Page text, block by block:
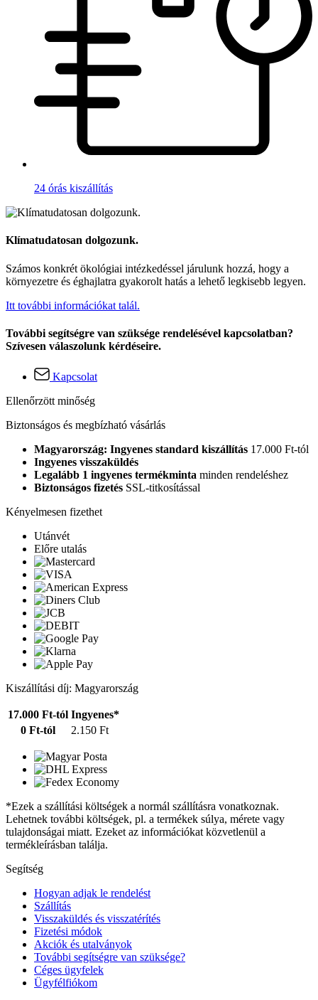
24 órás kiszállítás
Klímatudatosan dolgozunk.
Számos konkrét ökológiai intézkedéssel járulunk hozzá, hogy a
környezetre és éghajlatra gyakorolt hatás a lehető legkisebb legyen.
Itt további információkat talál.
További segítségre van szüksége rendelésével kapcsolatban?
Szívesen válaszolunk kérdéseire.
Kapcsolat
Ellenőrzött minőség
Biztonságos és megbízható vásárlás
Magyarország: Ingyenes standard kiszállítás 17.000 Ft-tól
Ingyenes visszaküldés
Legalább 1 ingyenes termékminta minden rendeléshez
Biztonságos fizetés SSL-titkosítással
Kényelmesen fizethet
Utánvét
Előre utalás
Kiszállítási díj: Magyarország
17.000 Ft-tól Ingyenes*
0 Ft-tól
2.150 Ft
*Ezek a szállítási költségek a normál szállításra vonatkoznak.
Lehetnek további költségek, pl. a termékek súlya, mérete vagy
tulajdonságai miatt. Ezeket az információkat közvetlenül a
termékleírásban találja.
Segítség
Hogyan adjak le rendelést
Szállítás
Visszaküldés és visszatérítés
Fizetési módok
Akciók és utalványok
További segítségre van szüksége?
Céges ügyfelek
Ügyfélfiókom